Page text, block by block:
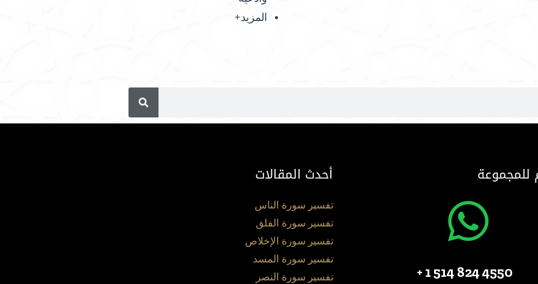
المزيد+
للمجموعة
4550 824 514 1 +
أحدث المقالات
تفسير سورة الناس
تفسير سورة الفلق
تفسير سورة الإخلاص
تفسير سورة المسد
تفسير سورة النصر